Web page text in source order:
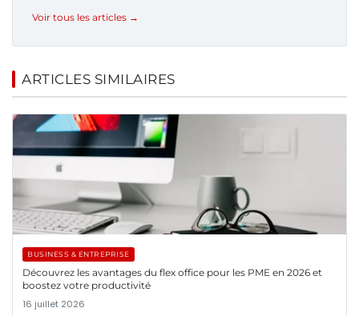
Voir tous les articles →
ARTICLES SIMILAIRES
BUSINESS & ENTREPRISE
Découvrez les avantages du flex office pour les PME en 2026 et
boostez votre productivité
16 juillet 2026